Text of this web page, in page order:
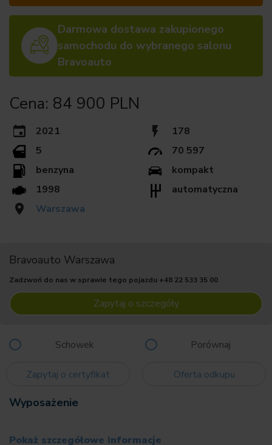
Darmowa dostawa zakupionego
samochodu do wybranego salonu
Bravoauto
Cena: 84 900 PLN
2021
178
5
70 597
benzyna
kompakt
1998
automatyczna
Warszawa
Bravoauto Warszawa
Zadzwoń do nas w sprawie tego pojazdu +48 22 533 35 00
Zapytaj o szczegóły
Schowek Porównaj
Zapytaj o certyfikat Oferta odkupu
Wyposażenie
Pokaż szczegółowe informacje